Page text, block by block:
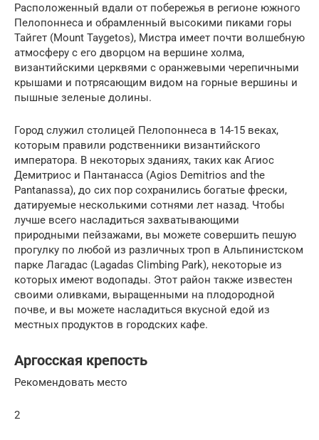
Расположенный вдали от побережья в регионе южного
Пелопоннеса и обрамленный высокими пиками горы
Тайгет (Mount Taygetos), Мистра имеет почти волшебную
атмосферу с его дворцом на вершине холма,
византийскими церквями с оранжевыми черепичными
крышами и потрясающим видом на горные вершины и
пышные зеленые долины.
Город служил столицей Пелопоннеса в 14-15 веках,
которым правили родственники византийского
императора. В некоторых зданиях, таких как Агиос
Демитриос и Пантанасса (Agios Demitrios and the
Pantanassa), до сих пор сохранились богатые фрески,
датируемые несколькими сотнями лет назад. Чтобы
лучше всего насладиться захватывающими
природными пейзажами, вы можете совершить пешую
прогулку по любой из различных троп в Альпинистском
парке Лагадас (Lagadas Climbing Park), некоторые из
которых имеют водопады. Этот район также известен
своими оливками, выращенными на плодородной
почве, и вы можете насладиться вкусной едой из
местных продуктов в городских кафе.
Аргосская крепость
Рекомендовать место
2